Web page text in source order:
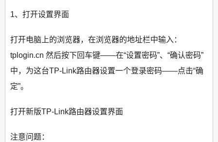
1、打开设置界面
打开电脑上的浏览器，在浏览器的地址栏中输入：
tplogin.cn 然后按下回车键——在“设置密码”、“确认密码”
中，为这台TP-Link路由器设置一个登录密码——点击“确
定”。
打开新版TP-Link路由器设置界面
注意问题：